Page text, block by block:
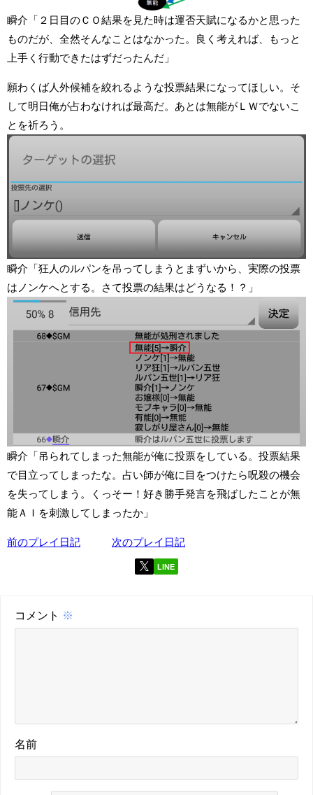
瞬介「２日目のＣＯ結果を見た時は運否天賦になるかと思った
ものだが、全然そんなことはなかった。良く考えれば、もっと
上手く行動できたはずだったんだ」
願わくば人外候補を絞れるような投票結果になってほしい。そ
して明日俺が占わなければ最高だ。あとは無能がＬＷでないこ
とを祈ろう。
瞬介「狂人のルパンを吊ってしまうとまずいから、実際の投票
はノンケへとする。さて投票の結果はどうなる！？」
瞬介「吊られてしまった無能が俺に投票をしている。投票結果
で目立ってしまったな。占い師が俺に目をつけたら呪殺の機会
を失ってしまう。くっそー！好き勝手発言を飛ばしたことが無
能ＡＩを刺激してしまったか」
前のプレイ日記 次のプレイ日記
LINE
コメント ※
名前